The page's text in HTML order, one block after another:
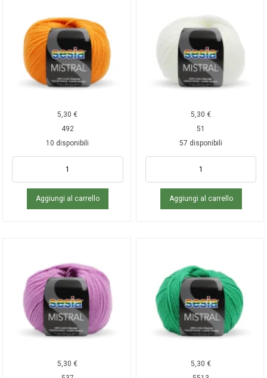
5,30€
492
10 disponibili
Aggiungi al carrello
5,30€
51
57 disponibili
Aggiungi al carrello
5,30€
5,30€